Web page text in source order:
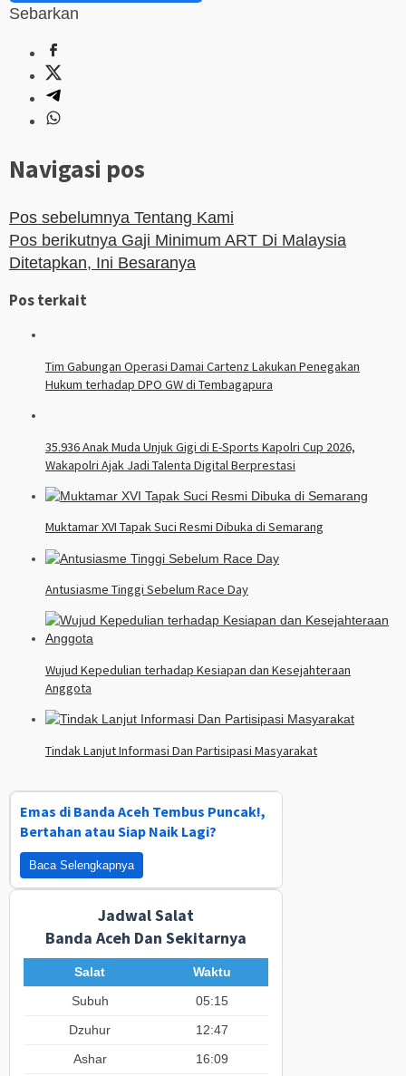
Sebarkan
Navigasi pos
Pos sebelumnya Tentang Kami
Pos berikutnya Gaji Minimum ART Di Malaysia
Ditetapkan, Ini Besaranya
Pos terkait
Tim Gabungan Operasi Damai Cartenz Lakukan Penegakan
Hukum terhadap DPO GW di Tembagapura
35.936 Anak Muda Unjuk Gigi di E-Sports Kapolri Cup 2026,
Wakapolri Ajak Jadi Talenta Digital Berprestasi
Muktamar XVI Tapak Suci Resmi Dibuka di Semarang
Antusiasme Tinggi Sebelum Race Day
Wujud Kepedulian terhadap Kesiapan dan Kesejahteraan
Anggota
Tindak Lanjut Informasi Dan Partisipasi Masyarakat
Emas di Banda Aceh Tembus Puncak!,
Bertahan atau Siap Naik Lagi?
Baca Selengkapnya
Jadwal Salat
Banda Aceh Dan Sekitarnya
Salat
Waktu
Subuh
05:15
Dzuhur
12:47
Ashar
16:09